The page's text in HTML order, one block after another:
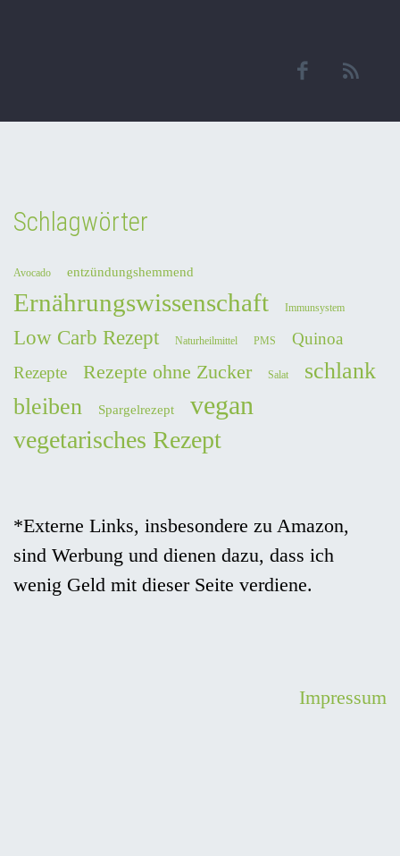
Schlagwörter
Avocado entzündungshemmend
Ernährungswissenschaft Immunsystem
Low Carb Rezept Naturheilmittel PMS
Quinoa
Rezepte
Rezepte ohne Zucker Salat
schlank
bleiben
Spargelrezept vegan
vegetarisches Rezept
*Externe Links, insbesondere zu Amazon,
sind Werbung und dienen dazu, dass ich
wenig Geld mit dieser Seite verdiene.
Impressum